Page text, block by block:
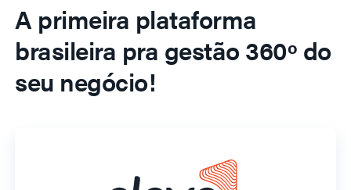
A primeira plataforma
brasileira pra gestão 360º do
seu negócio!